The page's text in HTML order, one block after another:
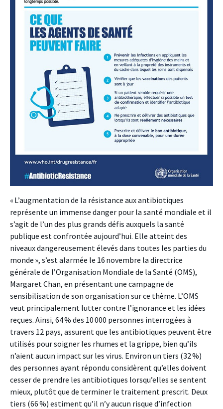
« L’augmentation de la résistance aux antibiotiques
représente un immense danger pour la santé mondiale et il
s’agit de l’un des plus grands défis auxquels la santé
publique est confrontée aujourd’hui. Elle atteint des
niveaux dangereusement élevés dans toutes les parties du
monde », s’est alarmée le 16 novembre la directrice
générale de l’Organisation Mondiale de la Santé (OMS),
Margaret Chan, en présentant une campagne de
sensibilisation de son organisation sur ce thème. L’OMS
veut principalement lutter contre l’ignorance et les idées
reçues. Ainsi, 64 % des 10 000 personnes interrogées à
travers 12 pays, assurent que les antibiotiques peuvent être
utilisés pour soigner les rhumes et la grippe, bien qu’ils
n’aient aucun impact sur les virus. Environ un tiers (32 %)
des personnes ayant répondu considèrent qu’elles doivent
cesser de prendre les antibiotiques lorsqu’elles se sentent
mieux, plutôt que de terminer le traitement prescrit. Deux
tiers (66 %) estiment qu’il n’y aucun risque d’infection